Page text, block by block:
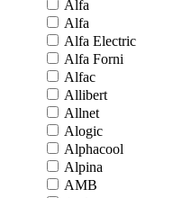
Alfa
Alfa
Alfa Electric
Alfa Forni
Alfac
Allibert
Allnet
Alogic
Alphacool
Alpina
AMB